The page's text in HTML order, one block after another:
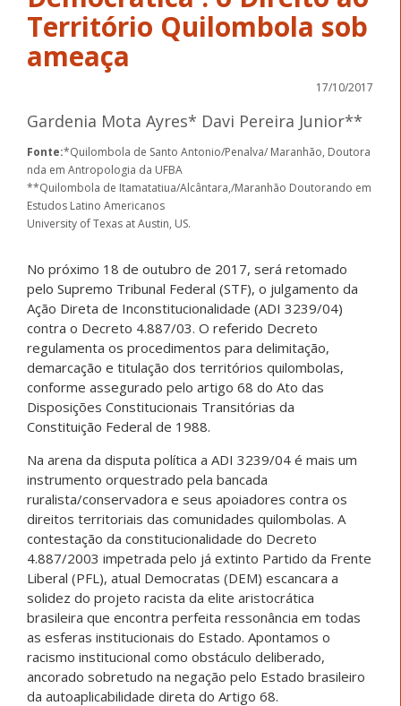
​Território​ ​Quilombola​ ​sob
ameaça
17/10/2017
Gardenia Mota Ayres* Davi Pereira Junior**
Fonte:*Quilombola de Santo Antonio/Penalva/ Maranhão, Doutora
nda em Antropologia da UFBA
**Quilombola de Itamatatiua/Alcântara,/Maranhão Doutorando em
Estudos Latino Americanos
University of Texas at Austin, US.
No próximo 18 de outubro de 2017, será retomado
pelo Supremo Tribunal Federal (STF), o julgamento da
Ação Direta de Inconstitucionalidade (ADI 3239/04)
contra o Decreto 4.887/03. O referido Decreto
regulamenta os procedimentos para delimitação,
demarcação e titulação dos territórios quilombolas,
conforme assegurado pelo artigo 68 do Ato das
Disposições Constitucionais Transitórias da
Constituição Federal de 1988.
Na arena da disputa política a ADI 3239/04 é mais um
instrumento orquestrado pela bancada
ruralista/conservadora e seus apoiadores contra os
direitos territoriais das comunidades quilombolas. A
contestação da constitucionalidade do Decreto
4.887/2003 impetrada pelo já extinto Partido da Frente
Liberal (PFL), atual Democratas (DEM) escancara a
solidez do projeto racista da elite aristocrática
brasileira que encontra perfeita ressonância em todas
as esferas institucionais do Estado. Apontamos o
racismo institucional como obstáculo deliberado,
ancorado sobretudo na negação pelo Estado brasileiro
da autoaplicabilidade direta do Artigo 68.